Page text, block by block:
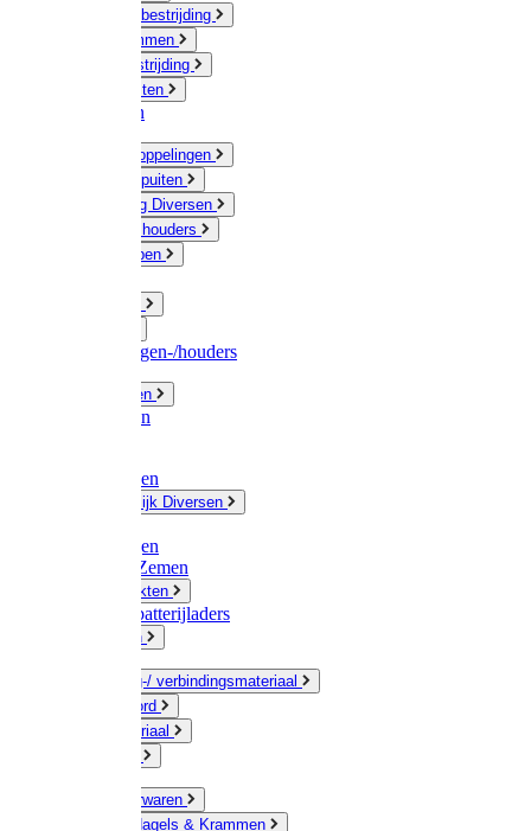
Ongediertebestrijding
Mollenklemmen
Onkruidbestrijding
Vliegenkasten
Meststoffen
Messing koppelingen
Gieters / Spuiten
Besproeiing Diversen
Slangen & houders
Waterpompen
Slangenwagen-/houders
Olie / Vetten
Chemicalien
Plasticzakken
Huishoudelijk Diversen
Zaksluitingen
Sponzen / Zemen
Zeepprodukten
Batterij & batterijladers
Zaklampen
Verpakking-/ verbindingsmateriaal
Touw / Koord
Afdekmateriaal
Kleine ijzerwaren
Spijkers, Nagels & Krammen